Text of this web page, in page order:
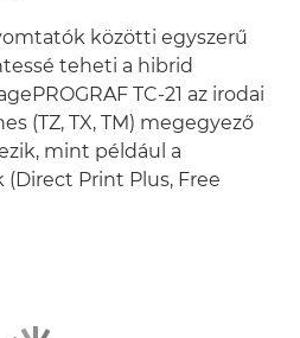
közötti egyszerű
teheti a hibrid
TC-21 az irodai
(TZ, TX, TM) megegyező
mint például a
Print Plus, Free